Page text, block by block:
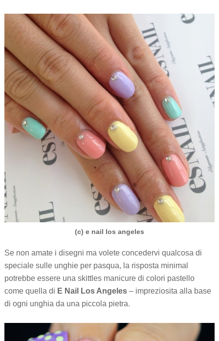
(c) e nail los angeles
Se non amate i disegni ma volete concedervi qualcosa di
speciale sulle unghie per pasqua, la risposta minimal
potrebbe essere una skittles manicure di colori pastello
come quella di E Nail Los Angeles– impreziosita alla base
di ogni unghia da una piccola pietra.